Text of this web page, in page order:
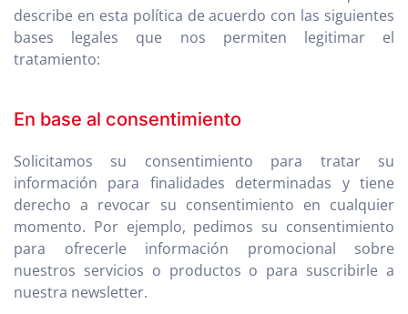
describe en esta política de acuerdo con las siguientes
bases legales que nos permiten legitimar el
tratamiento:
En base al consentimiento
Solicitamos su consentimiento para tratar su
información para finalidades determinadas y tiene
derecho a revocar su consentimiento en cualquier
momento. Por ejemplo, pedimos su consentimiento
para ofrecerle información promocional sobre
nuestros servicios o productos o para suscribirle a
nuestra newsletter.